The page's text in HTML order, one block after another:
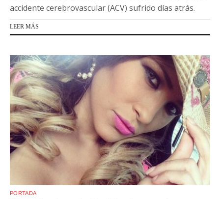
accidente cerebrovascular (ACV) sufrido días atrás.
LEER MÁS
PORTADA